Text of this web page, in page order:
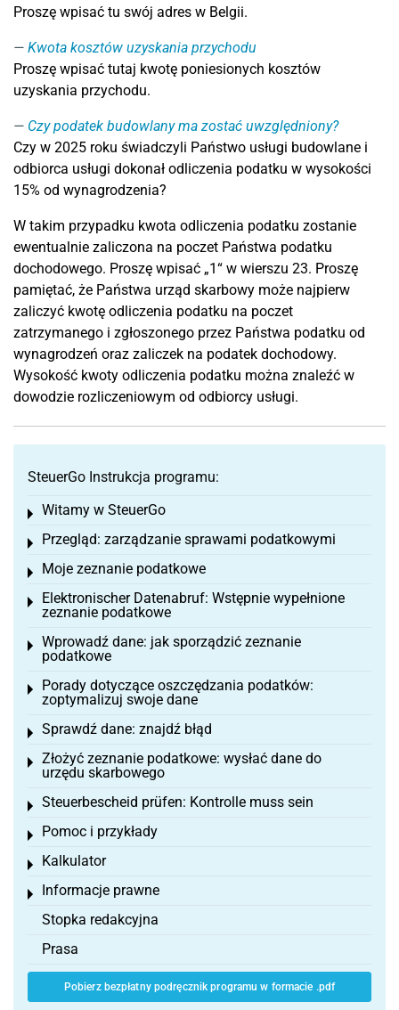
Proszę wpisać tu swój adres w Belgii.
Kwota kosztów uzyskania przychodu
Proszę wpisać tutaj kwotę poniesionych kosztów
uzyskania przychodu.
Czy podatek budowlany ma zostać uwzględniony?
Czy w 2025 roku świadczyli Państwo usługi budowlane i
odbiorca usługi dokonał odliczenia podatku w wysokości
15% od wynagrodzenia?
W takim przypadku kwota odliczenia podatku zostanie
ewentualnie zaliczona na poczet Państwa podatku
dochodowego. Proszę wpisać „1“ w wierszu 23. Proszę
pamiętać, że Państwa urząd skarbowy może najpierw
zaliczyć kwotę odliczenia podatku na poczet
zatrzymanego i zgłoszonego przez Państwa podatku od
wynagrodzeń oraz zaliczek na podatek dochodowy.
Wysokość kwoty odliczenia podatku można znaleźć w
dowodzie rozliczeniowym od odbiorcy usługi.
SteuerGo Instrukcja programu:
Witamy w SteuerGo
Toggle menu
Przegląd: zarządzanie sprawami podatkowymi
Toggle menu
Moje zeznanie podatkowe
Toggle menu
Elektronischer Datenabruf: Wstępnie wypełnione
zeznanie podatkowe
Toggle menu
Wprowadź dane: jak sporządzić zeznanie
podatkowe
Toggle menu
Porady dotyczące oszczędzania podatków:
zoptymalizuj swoje dane
Toggle menu
Sprawdź dane: znajdź błąd
Toggle menu
Złożyć zeznanie podatkowe: wysłać dane do
urzędu skarbowego
Toggle menu
Steuerbescheid prüfen: Kontrolle muss sein
Toggle menu
Pomoc i przykłady
Toggle menu
Kalkulator
Toggle menu
Informacje prawne
Toggle menu
Stopka redakcyjna
Prasa
Pobierz bezpłatny podręcznik programu w formacie .pdf